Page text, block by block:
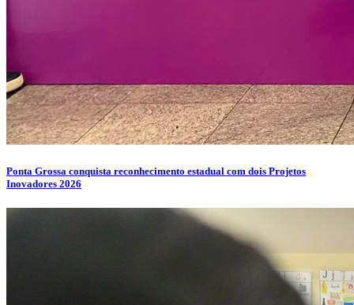
Ponta Grossa conquista reconhecimento estadual com dois Projetos
Inovadores 2026